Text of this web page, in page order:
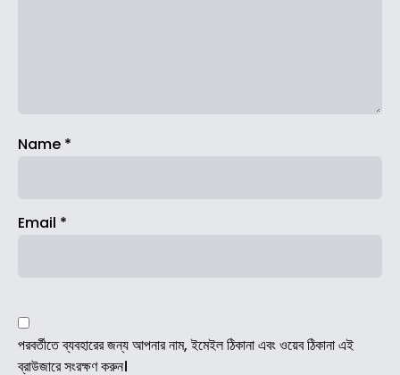
Name *
Email *
পরবর্তীতে ব্যবহারের জন্য আপনার নাম, ইমেইল ঠিকানা এবং ওয়েব ঠিকানা এই
ব্রাউজারে সংরক্ষণ করুন।